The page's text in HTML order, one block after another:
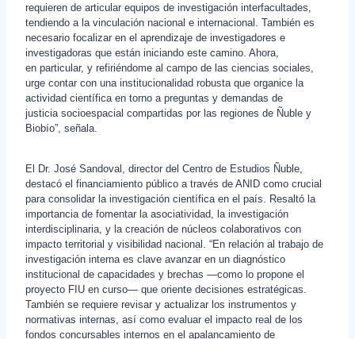
requieren de articular equipos de investigación interfacultades,
tendiendo a la vinculación nacional e internacional. También es
necesario focalizar en el aprendizaje de investigadores e
investigadoras que están iniciando este camino. Ahora,
en particular, y refiriéndome al campo de las ciencias sociales,
urge contar con una institucionalidad robusta que organice la
actividad científica en torno a preguntas y demandas de
justicia socioespacial compartidas por las regiones de Ñuble y
Biobío”, señala.
El Dr. José Sandoval, director del Centro de Estudios Ñuble,
destacó el financiamiento público a través de ANID como crucial
para consolidar la investigación científica en el país. Resaltó la
importancia de fomentar la asociatividad, la investigación
interdisciplinaria, y la creación de núcleos colaborativos con
impacto territorial y visibilidad nacional. “En relación al trabajo de
investigación interna es clave avanzar en un diagnóstico
institucional de capacidades y brechas —como lo propone el
proyecto FIU en curso— que oriente decisiones estratégicas.
También se requiere revisar y actualizar los instrumentos y
normativas internas, así como evaluar el impacto real de los
fondos concursables internos en el apalancamiento de